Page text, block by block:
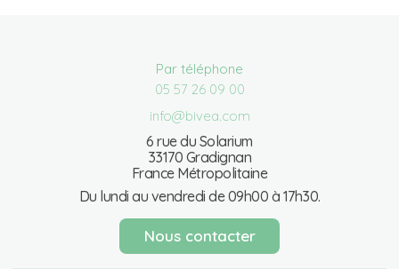
Par téléphone
05 57 26 09 00
info@bivea.com
6 rue du Solarium
33170 Gradignan
France Métropolitaine
Du lundi au vendredi de 09h00 à 17h30.
Nous contacter